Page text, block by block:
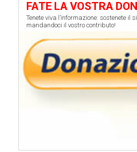
FATE LA VOSTRA
Tenete viva l’informazione: sostenete il
mandandoci il vostro contributo!